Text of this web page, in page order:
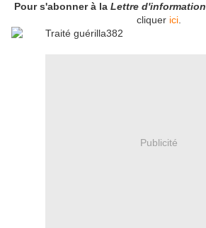
Pour s'abonner à la Lettre d'information
cliquer ici.
Publicité